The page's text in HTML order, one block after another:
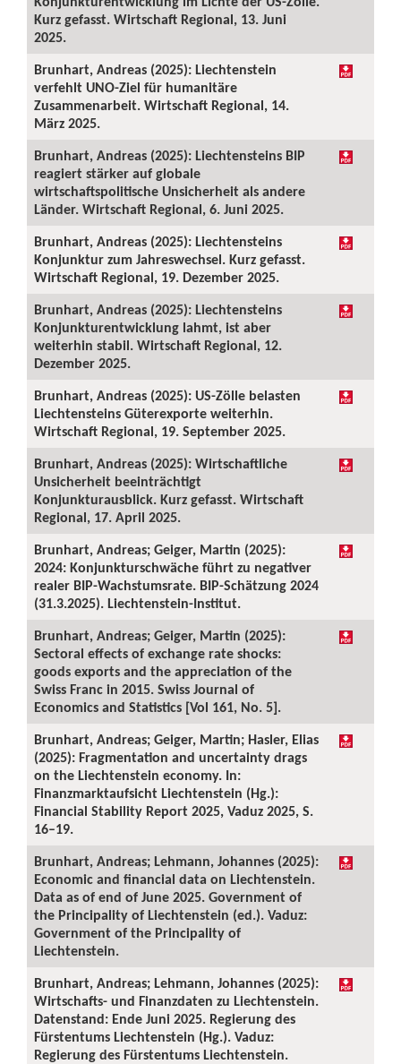
Kurz gefasst. Wirtschaft Regional, 13. Juni
2025.
Brunhart, Andreas (2025): Liechtenstein
verfehlt UNO-Ziel für humanitäre
Zusammenarbeit. Wirtschaft Regional, 14.
März 2025.
Brunhart, Andreas (2025): Liechtensteins BIP
reagiert stärker auf globale
wirtschaftspolitische Unsicherheit als andere
Länder. Wirtschaft Regional, 6. Juni 2025.
Brunhart, Andreas (2025): Liechtensteins
Konjunktur zum Jahreswechsel. Kurz gefasst.
Wirtschaft Regional, 19. Dezember 2025.
Brunhart, Andreas (2025): Liechtensteins
Konjunkturentwicklung lahmt, ist aber
weiterhin stabil. Wirtschaft Regional, 12.
Dezember 2025.
Brunhart, Andreas (2025): US-Zölle belasten
Liechtensteins Güterexporte weiterhin.
Wirtschaft Regional, 19. September 2025.
Brunhart, Andreas (2025): Wirtschaftliche
Unsicherheit beeinträchtigt
Konjunkturausblick. Kurz gefasst. Wirtschaft
Regional, 17. April 2025.
Brunhart, Andreas; Geiger, Martin (2025):
2024: Konjunkturschwäche führt zu negativer
realer BIP-Wachstumsrate. BIP-Schätzung 2024
(31.3.2025). Liechtenstein-Institut.
Brunhart, Andreas; Geiger, Martin (2025):
Sectoral effects of exchange rate shocks:
goods exports and the appreciation of the
Swiss Franc in 2015. Swiss Journal of
Economics and Statistics [Vol 161, No. 5].
Brunhart, Andreas; Geiger, Martin; Hasler, Elias
(2025): Fragmentation and uncertainty drags
on the Liechtenstein economy. In:
Finanzmarktaufsicht Liechtenstein (Hg.):
Financial Stability Report 2025, Vaduz 2025, S.
16–19.
Brunhart, Andreas; Lehmann, Johannes (2025):
Economic and financial data on Liechtenstein.
Data as of end of June 2025. Government of
the Principality of Liechtenstein (ed.). Vaduz:
Government of the Principality of
Liechtenstein.
Brunhart, Andreas; Lehmann, Johannes (2025):
Wirtschafts- und Finanzdaten zu Liechtenstein.
Datenstand: Ende Juni 2025. Regierung des
Fürstentums Liechtenstein (Hg.). Vaduz:
Regierung des Fürstentums Liechtenstein.